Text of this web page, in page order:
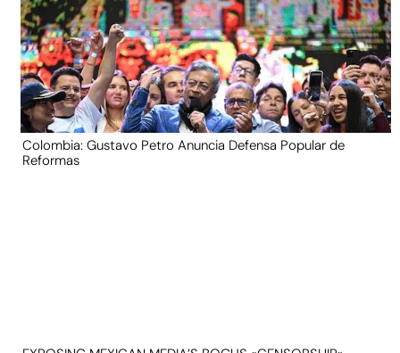
Colombia: Gustavo Petro Anuncia Defensa Popular de
Reformas